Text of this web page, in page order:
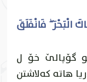
الْبَحْرَ ۖ فَانْفَلَقَ
گۆپالێ خۆ ل
هاته‌ كه‌لاشتن